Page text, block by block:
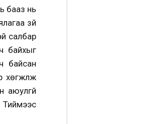
бааз нь
зүй
салбар
байхыг
байсан
аюулгүй
Тиймээс